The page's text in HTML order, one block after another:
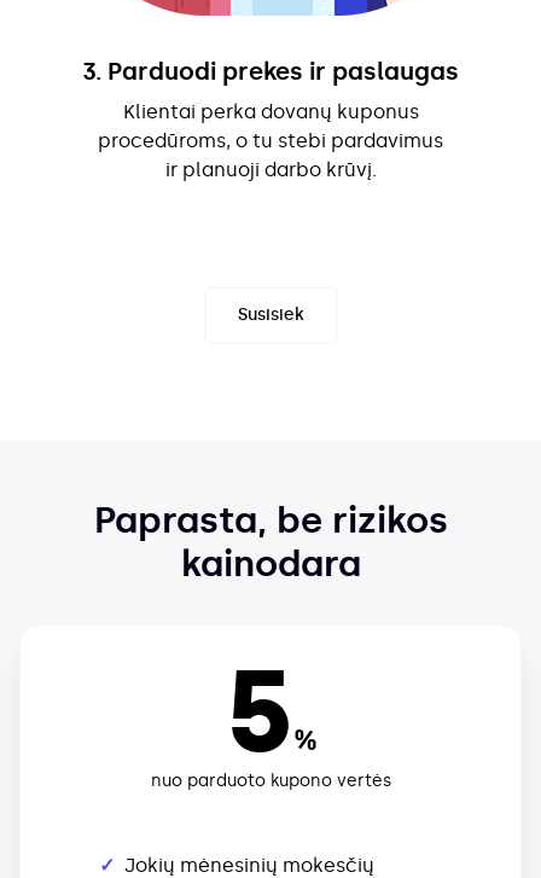
3. Parduodi prekes ir paslaugas
Klientai perka dovanų kuponus
procedūroms, o tu stebi pardavimus
ir planuoji darbo krūvį.
Susisiek
Paprasta, be rizikos
kainodara
5%
nuo parduoto kupono vertės
✓ Jokių mėnesinių mokesčių